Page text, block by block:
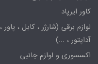
کاور ایرپاد
لوازم برقی (شارژر ، کابل ، پاور ،
آداپتور ، ...)
اکسسوری و لوازم جانبی